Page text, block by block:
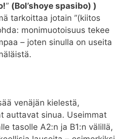
” (Bol’shoye spasibo) )
tarkoittaa jotain ”(kiitos
monimuotoisuus tekee
– joten sinulla on useita
venäjän kielestä,
auttavat sinua. Useimmat
tasolle A2:n ja B1:n välillä,